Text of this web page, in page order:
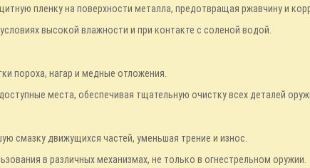
пленку на поверхности металла, предотвращая ржавчину и
высокой влажности и при контакте с соленой водой.
пороха, нагар и медные отложения.
места, обеспечивая тщательную очистку всех деталей
смазку движущихся частей, уменьшая трение и износ.
в различных механизмах, не только в огнестрельном оружии.